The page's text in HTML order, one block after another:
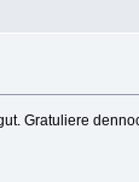
Gratuliere